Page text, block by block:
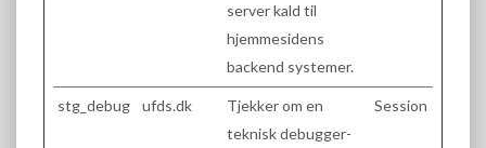
server kald til
hjemmesidens
backend systemer.
stg_debug ufds.dk
Tjekker om en
teknisk debugger-
Session